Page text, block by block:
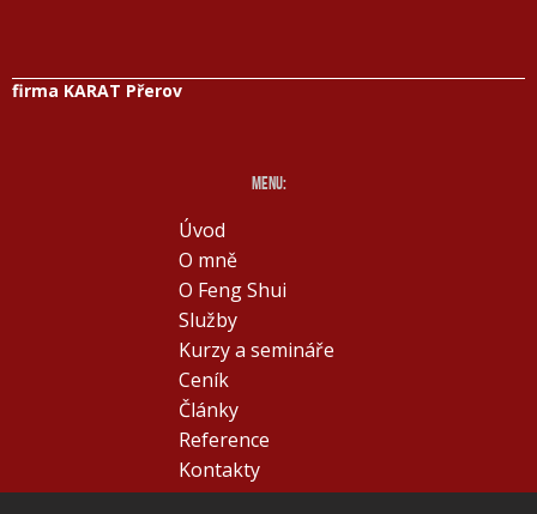
firma KARAT Přerov
menu:
Úvod
O mně
O Feng Shui
Služby
Kurzy a semináře
Ceník
Články
Reference
Kontakty